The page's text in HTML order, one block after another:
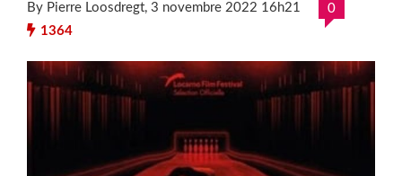
By Pierre Loosdregt, 3 novembre 2022 16h21
0
1364